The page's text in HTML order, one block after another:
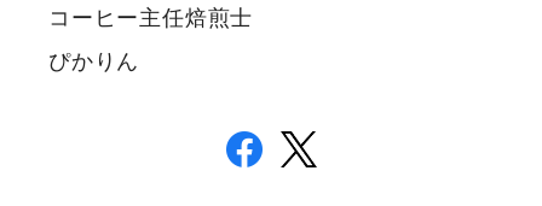
コーヒー主任焙煎士
ぴかりん